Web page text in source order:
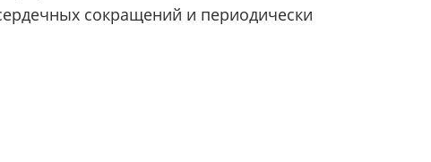
сокращений и периодически